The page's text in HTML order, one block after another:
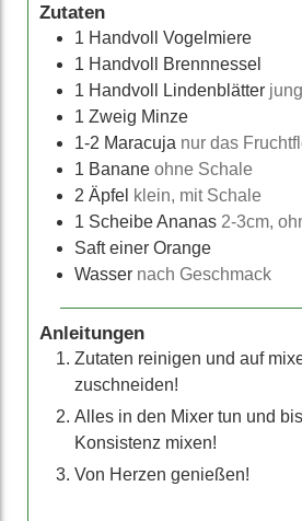
Zutaten
1 Handvoll Vogelmiere
1 Handvoll Brennnessel
1 Handvoll Lindenblätter jung
1 Zweig Minze
1-2 Maracuja nur das
1 Banane ohne Schale
2 Äpfel klein, mit Schale
1 Scheibe Ananas 2-3cm,
Saft einer Orange
Wasser nach Geschmack
Anleitungen
Zutaten reinigen und auf
zuschneiden!
Alles in den Mixer tun und
Konsistenz mixen!
Von Herzen genießen!